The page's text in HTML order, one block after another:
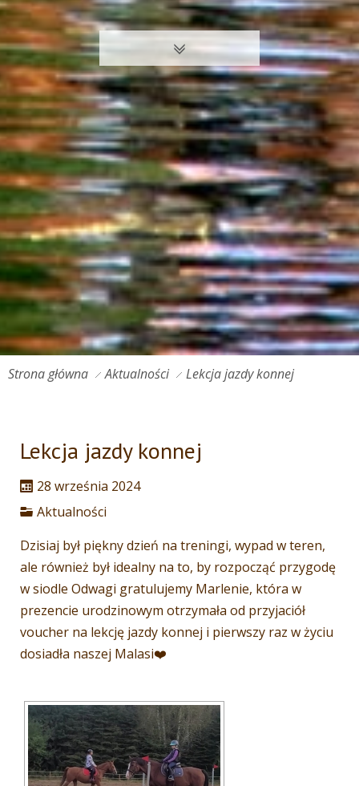
Strona główna Aktualności Lekcja jazdy konnej
Lekcja jazdy konnej
28 września 2024
Aktualności
Dzisiaj był piękny dzień na treningi, wypad w teren,
ale również był idealny na to, by rozpocząć przygodę
w siodle Odwagi gratulujemy Marlenie, która w
prezencie urodzinowym otrzymała od przyjaciół
voucher na lekcję jazdy konnej i pierwszy raz w życiu
dosiadła naszej Malasi❤️